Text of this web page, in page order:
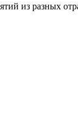
из разных